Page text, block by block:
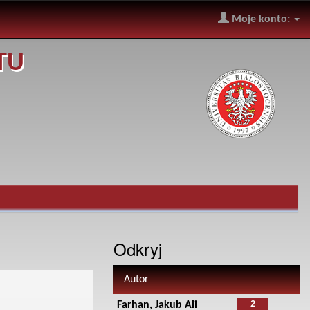
Moje konto:
Odkryj
Autor
2
Farhan, Jakub Ali